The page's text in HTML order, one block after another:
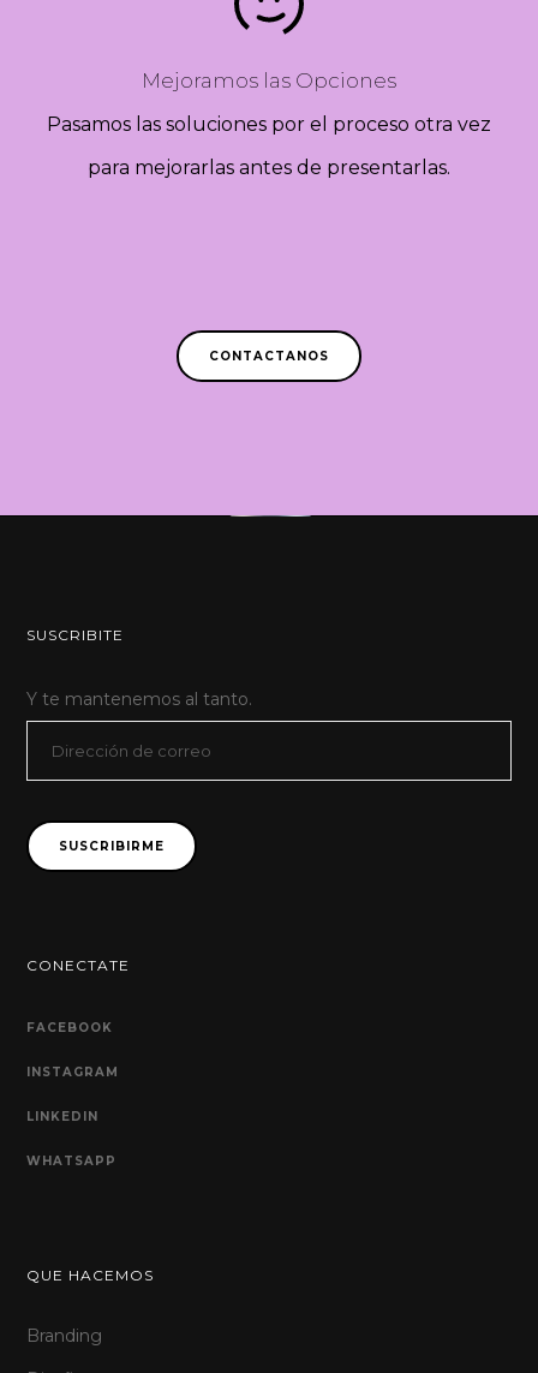
Mejoramos las Opciones
Pasamos las soluciones por el proceso otra vez
para mejorarlas antes de presentarlas.
CONTACTANOS
SUSCRIBITE
Y te mantenemos al tanto.
Dirección
de
correo
SUSCRIBIRME
CONECTATE
FACEBOOK
INSTAGRAM
LINKEDIN
WHATSAPP
QUE HACEMOS
Branding